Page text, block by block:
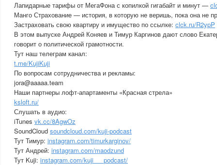
Лапидарные тарифы от МегаФона с копилкой гигабайт и минут —
Манго Страхование — история, в которую не веришь, пока она не
Застраховать свою квартиру и имущество по ссылке: clck.ru/R2ypP
В этом выпуске Андрей Коняев и Тимур Каргинов дают слово
говорит о политической грамотности.
Тут наш телеграм канал:
t.me/KujiKuji
По вопросам сотрудничества и рекламы:
jora@aaaaa.team
Наши партнеры лофт-апартаменты «Красная стрела»
ksloft.ru/
Слушать в аудио:
iTunes vk.cc/8AgwOz
SoundCloud soundcloud.com/kuji-podcast
Тут Тимур: instagram.com/timurkarginov/
Тут Андрей: instagram.com/maodzund
Тут Kuji: instagram.com/kuji___podcast/